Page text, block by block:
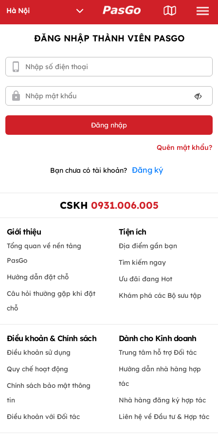
ĐĂNG NHẬP THÀNH VIÊN PASGO
Bạn chưa có tài khoản? Đăng ký
CSKH 0931.006.005
Giới thiệu
Tổng quan về nền tảng
PasGo
Hướng dẫn đặt chỗ
Câu hỏi thường gặp khi đặt
chỗ
Tiện ích
Địa điểm gần bạn
Tìm kiếm ngay
Ưu đãi đang Hot
Khám phá các Bộ sưu tập
Điều khoản & Chính sách
Điều khoản sử dụng
Quy chế hoạt động
Chính sách bảo mật thông
tin
Điều khoản với Đối tác
Dành cho Kinh doanh
Trung tâm hỗ trợ Đối tác
Hướng dẫn nhà hàng hợp
tác
Nhà hàng đăng ký hợp tác
Liên hệ về Đầu tư & Hợp tác